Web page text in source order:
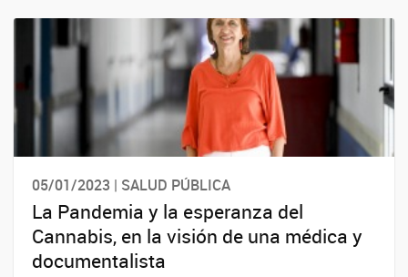
05/01/2023 | SALUD PÚBLICA
La Pandemia y la esperanza del
Cannabis, en la visión de una médica y
documentalista